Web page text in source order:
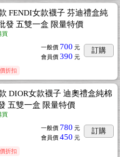
FENDI女款襪子 芬迪禮盒純
發 五雙一盒 限量特價
買
一般價 700 元
會員價 390 元
訂購
折扣
DIOR女款襪子 迪奧禮盒純棉
五雙一盒 限量特價
買
一般價 780 元
會員價 450 元
訂購
折扣